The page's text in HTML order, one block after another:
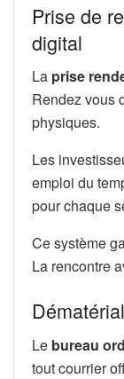
Prise de
digital
La prise
Rendez vous
physiques.
Les
emploi du
pour chaque
Ce système
La rencontre
Le bureau
tout courrier